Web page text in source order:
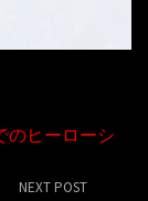
のヒーローシ
NEXT POST